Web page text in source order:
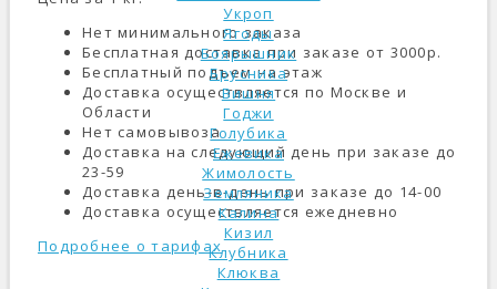
Укроп
Ягоды
Боярышник
Брусника
Вишня
Годжи
Голубика
Ежевика
Жимолость
Земляника
Калина
Кизил
Клубника
Клюква
Нет минимального заказа
Бесплатная доставка при заказе от 3000р.
Бесплатный подъем на этаж
Доставка осуществляется по Москве и
Области
Нет самовывоза
Доставка на следующий день при заказе до
23-59
Доставка день-в-день при заказе до 14-00
Доставка осуществляется ежедневно
Подробнее о тарифах